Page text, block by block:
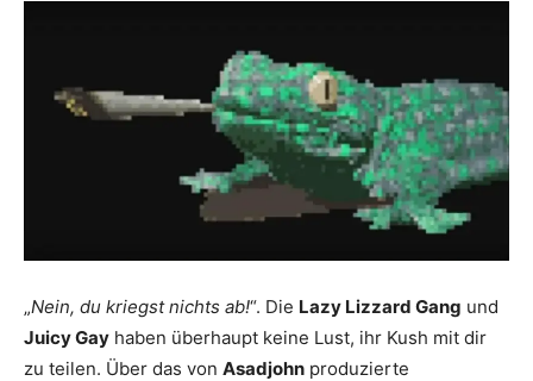
„Nein, du kriegst nichts ab!“. Die Lazy Lizzard Gang und
Juicy Gay haben überhaupt keine Lust, ihr Kush mit dir
zu teilen. Über das von Asadjohn produzierte